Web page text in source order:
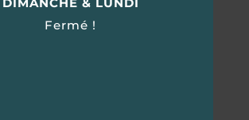
Fermé !